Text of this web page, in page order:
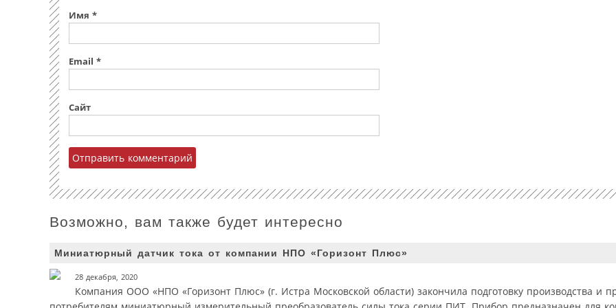
Имя *
Email *
Сайт
Возможно, вам также будет интересно
Миниатюрный датчик тока от компании НПО «Горизонт Плюс»
28 декабря, 2020
Компания ООО «НПО «Горизонт Плюс» (г. Истра Московской области) закончила подготовку производства и